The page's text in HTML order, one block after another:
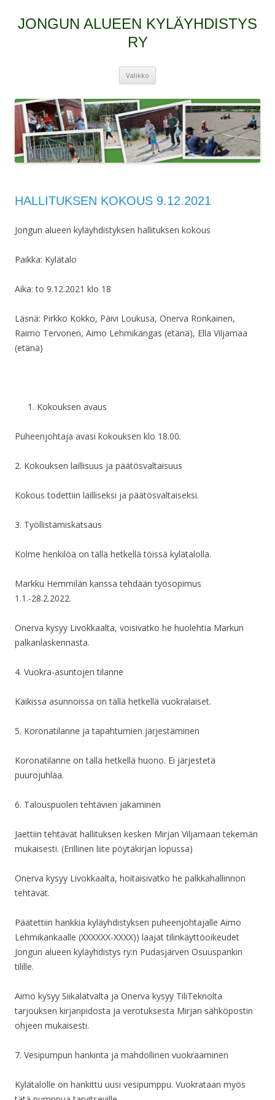
JONGUN ALUEEN KYLÄYHDISTYS
RY
Valikko
HALLITUKSEN KOKOUS 9.12.2021
Jongun alueen kyläyhdistyksen hallituksen kokous
Paikka: Kylätalo
Aika: to 9.12.2021 klo 18
Läsnä: Pirkko Kokko, Päivi Loukusa, Onerva Ronkainen,
Raimo Tervonen, Aimo Lehmikangas (etänä), Ella Viljamaa
(etänä)
Kokouksen avaus
Puheenjohtaja avasi kokouksen klo 18.00.
2. Kokouksen laillisuus ja päätösvaltaisuus
Kokous todettiin lailliseksi ja päätösvaltaiseksi.
3. Työllistämiskatsaus
Kolme henkilöä on tällä hetkellä töissä kylätalolla.
Markku Hemmilän kanssa tehdään työsopimus
1.1.-28.2.2022.
Onerva kysyy Livokkaalta, voisivatko he huolehtia Markun
palkanlaskennasta.
4. Vuokra-asuntojen tilanne
Kaikissa asunnoissa on tällä hetkellä vuokralaiset.
5. Koronatilanne ja tapahtumien järjestäminen
Koronatilanne on tällä hetkellä huono. Ei järjestetä
puurojuhlaa.
6. Talouspuolen tehtävien jakaminen
Jaettiin tehtävät hallituksen kesken Mirjan Viljamaan tekemän
mukaisesti. (Erillinen liite pöytäkirjan lopussa)
Onerva kysyy Livokkaalta, hoitaisivatko he palkkahallinnon
tehtävät.
Päätettiin hankkia kyläyhdistyksen puheenjohtajalle Aimo
Lehmikankaalle (XXXXXX-XXXX)) laajat tilinkäyttöoikeudet
Jongun alueen kyläyhdistys ry:n Pudasjärven Osuuspankin
tilille.
Aimo kysyy Siikalatvalta ja Onerva kysyy TiliTeknolta
tarjouksen kirjanpidosta ja verotuksesta Mirjan sähköpostin
ohjeen mukaisesti.
7. Vesipumpun hankinta ja mahdollinen vuokraaminen
Kylätalolle on hankittu uusi vesipumppu. Vuokrataan myös